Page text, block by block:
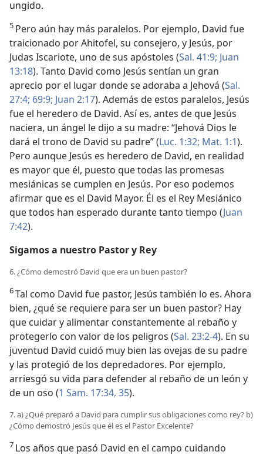
ungido.
5 Pero aún hay más paralelos. Por ejemplo, David fue
traicionado por Ahitofel, su consejero, y Jesús, por
Judas Iscariote, uno de sus apóstoles (Sal. 41:9; Juan
13:18). Tanto David como Jesús sentían un gran
aprecio por el lugar donde se adoraba a Jehová (Sal.
27:4; 69:9; Juan 2:17). Además de estos paralelos, Jesús
fue el heredero de David. Así es, antes de que Jesús
naciera, un ángel le dijo a su madre: “Jehová Dios le
dará el trono de David su padre” (Luc. 1:32; Mat. 1:1).
Pero aunque Jesús es heredero de David, en realidad
es mayor que él, puesto que todas las promesas
mesiánicas se cumplen en Jesús. Por eso podemos
afirmar que es el David Mayor. Él es el Rey Mesiánico
que todos han esperado durante tanto tiempo (Juan
7:42).
Sigamos a nuestro Pastor y Rey
6. ¿Cómo demostró David que era un buen pastor?
6Tal como David fue pastor, Jesús también lo es. Ahora
bien, ¿qué se requiere para ser un buen pastor? Hay
que cuidar y alimentar constantemente al rebaño y
protegerlo con valor de los peligros (Sal. 23:2-4). En su
juventud David cuidó muy bien las ovejas de su padre
y las protegió de los depredadores. Por ejemplo,
arriesgó su vida para defender al rebaño de un león y
de un oso (1 Sam. 17:34, 35).
7. a) ¿Qué preparó a David para cumplir sus obligaciones como rey? b)
¿Cómo demostró Jesús que él es el Pastor Excelente?
7 Los años que pasó David en el campo cuidando